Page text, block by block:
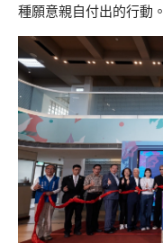
種願意親自付出的行動。